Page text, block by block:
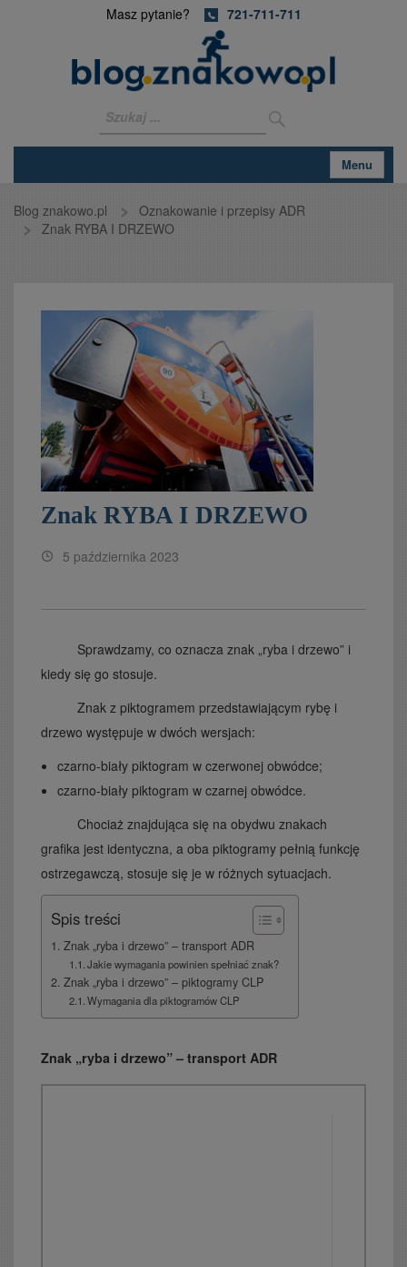
Masz pytanie? 721-711-711
Menu
Blog znakowo.pl
Oznakowanie i przepisy ADR
Znak RYBA I DRZEWO
Znak RYBA I DRZEWO
5 października 2023
Sprawdzamy, co oznacza znak „ryba i drzewo” i
kiedy się go stosuje.
Znak z piktogramem przedstawiającym rybę i
drzewo występuje w dwóch wersjach:
czarno-biały piktogram w czerwonej obwódce;
czarno-biały piktogram w czarnej obwódce.
Chociaż znajdująca się na obydwu znakach
grafika jest identyczna, a oba piktogramy pełnią funkcję
ostrzegawczą, stosuje się je w różnych sytuacjach.
Spis treści
Znak „ryba i drzewo” – transport ADR
Jakie wymagania powinien spełniać znak?
Znak „ryba i drzewo” – piktogramy CLP
Wymagania dla piktogramów CLP
Znak „ryba i drzewo” – transport ADR